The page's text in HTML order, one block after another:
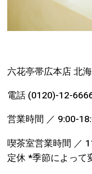
六花亭帯広本店 北
電話 (0120)-12-
営業時間 ／ 9:00-
喫茶室営業時間 ／
定休 *季節によって